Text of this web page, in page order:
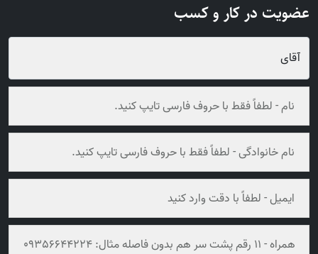
عضویت در کار و کسب